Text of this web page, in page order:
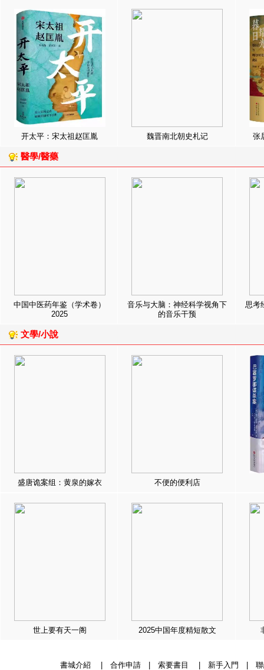
开太平：宋太祖赵匡胤 魏晋南北朝史札记 张
醫學/醫藥
中国中医药年鉴（学术卷）
2025
音乐与大脑：神经科学视角下
的音乐干预
思考
文學/小說
盛唐诡案组：黄泉的嫁衣 不便的便利店
世上要有天一阁 2025中国年度精短散文
書城介紹 合作申請| 索要書目 新手入門